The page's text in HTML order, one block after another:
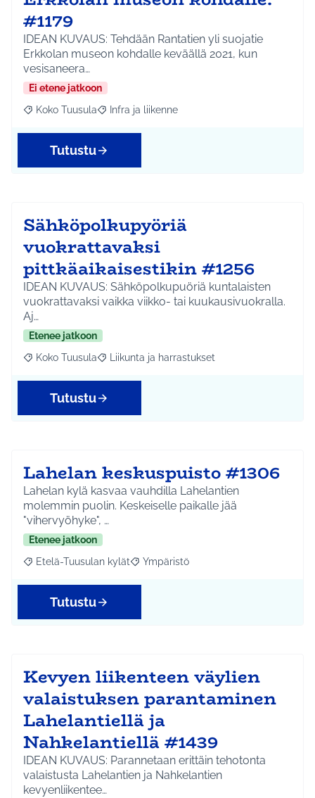
#1179
IDEAN KUVAUS: Tehdään Rantatien yli suojatie
Erkkolan museon kohdalle keväällä 2021, kun
vesisaneera…
Ei etene jatkoon
Rajaa tulokset aihepiirin mukaan: Koko Tuusula
Koko Tuusula Rajaa tulokset teeman mukaan: Infra ja liikenne
Infra ja liikenne
Tutustu
Sähköpolkupyöriä
vuokrattavaksi
pittkäaikaisestikin #1256
IDEAN KUVAUS: Sähköpolkupuöriä kuntalaisten
vuokrattavaksi vaikka viikko- tai kuukausivuokralla.
Aj…
Etenee jatkoon
Rajaa tulokset aihepiirin mukaan: Koko Tuusula
Koko Tuusula Rajaa tulokset teeman mukaan: Liikunta ja
Liikunta ja harrastukset
Tutustu
Lahelan keskuspuisto #1306
Lahelan kylä kasvaa vauhdilla Lahelantien
molemmin puolin. Keskeiselle paikalle jää
"vihervyöhyke", …
Etenee jatkoon
Rajaa tulokset aihepiirin mukaan: Etelä-Tuusulan kylät
Etelä-Tuusulan kylät Rajaa tulokset teeman mukaan:
Ympäristö
Tutustu
Kevyen liikenteen väylien
valaistuksen parantaminen
Lahelantiellä ja
Nahkelantiellä #1439
IDEAN KUVAUS: Parannetaan erittäin tehotonta
valaistusta Lahelantien ja Nahkelantien
kevyenliikentee…